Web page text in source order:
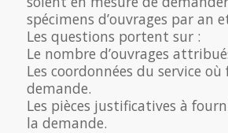
spécimens d’ouvrages par an
Les questions portent sur :
Le nombre d’ouvrages
Les coordonnées du service où
demande.
Les pièces justificatives à
la demande.